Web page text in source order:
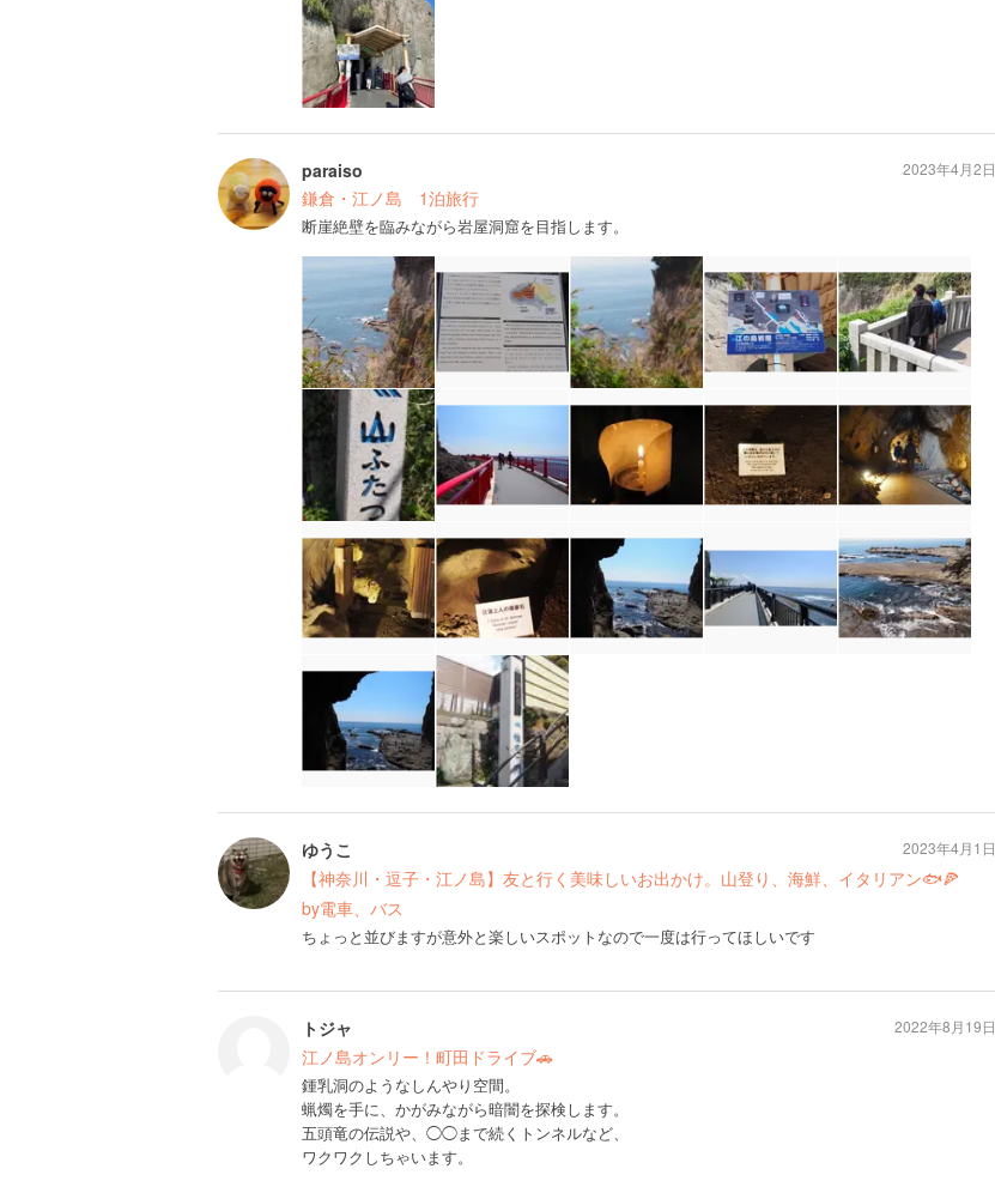
paraiso
鎌倉・江ノ島 1泊旅行
断崖絶壁を臨みながら岩屋洞窟を目指します。
2023年4月2日
ゆうこ
【神奈川・逗子・江ノ島】友と行く美味しいお出かけ。山登り、海鮮、イタリアン🐟🍕
by電車、バス
ちょっと並びますが意外と楽しいスポットなので一度は行ってほしいです
2023年4月1日
トジャ
江ノ島オンリー！町田ドライブ🚗
鍾乳洞のようなしんやり空間。
蝋燭を手に、かがみながら暗闇を探検します。
五頭竜の伝説や、◯◯まで続くトンネルなど、
ワクワクしちゃいます。
2022年8月19日